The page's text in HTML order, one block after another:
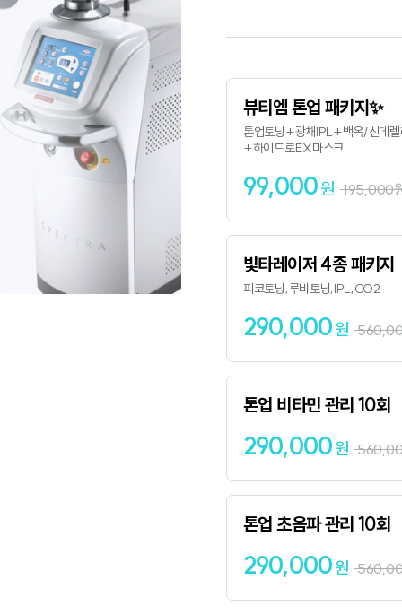
뷰티엠 톤업 패키지✨
톤업토닝+광채IPL+백옥/신데
+하이드로EX마스크
99,000원 195,000
빛타레이저 4종 패키지
피코토닝,루비토닝,IPL,CO2
290,000원
톤업 비타민 관리 10회
290,000원
톤업 초음파 관리 10회
290,000원